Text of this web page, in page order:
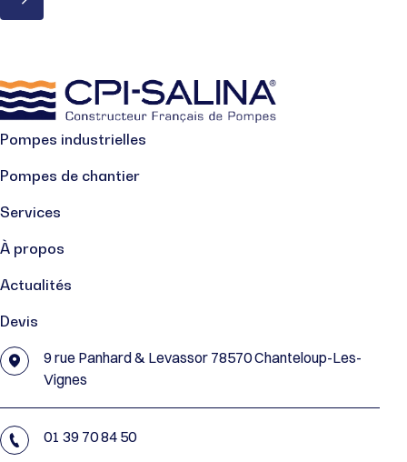
Pompes industrielles
Pompes de chantier
Services
À propos
Actualités
Devis
9 rue Panhard & Levassor 78570 Chanteloup-Les-
Vignes
01 39 70 84 50